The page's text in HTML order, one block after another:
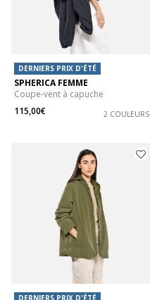
DERNIERS PRIX D'ÉTÉ
SPHERICA FEMME
Coupe-vent à capuche
115,00€
2 COULEURS
DERNIERS PRIX D'ÉTÉ